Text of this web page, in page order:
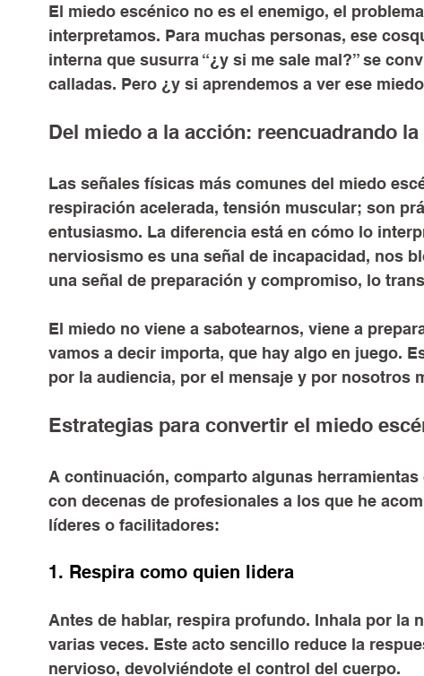
El miedo escénico no es el enemigo, el
interpretamos. Para muchas personas, ese
interna que susurra “¿y si me sale mal?” se
calladas. Pero ¿y si aprendemos a ver ese
Del miedo a la acción: reencuadrando
Las señales físicas más comunes del miedo
respiración acelerada, tensión muscular; son
entusiasmo. La diferencia está en cómo lo
nerviosismo es una señal de incapacidad, nos
una señal de preparación y compromiso, lo
El miedo no viene a sabotearnos, viene a
vamos a decir importa, que hay algo en juego.
por la audiencia, por el mensaje y por nosotros
Estrategias para convertir el miedo
A continuación, comparto algunas
con decenas de profesionales a los que he
líderes o facilitadores:
1. Respira como quien lidera
Antes de hablar, respira profundo. Inhala por la
varias veces. Este acto sencillo reduce la
nervioso, devolviéndote el control del cuerpo.